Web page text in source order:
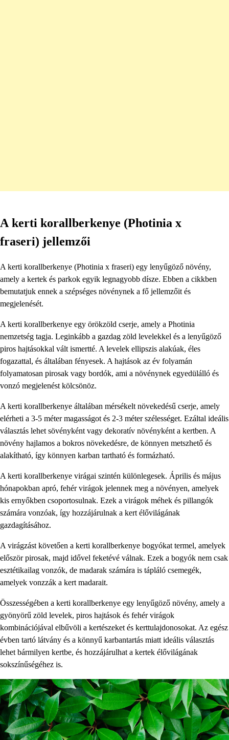
A kerti korallberkenye (Photinia x
fraseri) jellemzői
A kerti korallberkenye (Photinia x fraseri) egy lenyűgöző növény,
amely a kertek és parkok egyik legnagyobb dísze. Ebben a cikkben
bemutatjuk ennek a szépséges növénynek a fő jellemzőit és
megjelenését.
A kerti korallberkenye egy örökzöld cserje, amely a Photinia
nemzetség tagja. Leginkább a gazdag zöld levelekkel és a lenyűgöző
piros hajtásokkal vált ismertté. A levelek ellipszis alakúak, éles
fogazattal, és általában fényesek. A hajtások az év folyamán
folyamatosan pirosak vagy bordók, ami a növénynek egyedülálló és
vonzó megjelenést kölcsönöz.
A kerti korallberkenye általában mérsékelt növekedésű cserje, amely
elérheti a 3-5 méter magasságot és 2-3 méter szélességet. Ezáltal ideális
választás lehet sövényként vagy dekoratív növényként a kertben. A
növény hajlamos a bokros növekedésre, de könnyen metszhető és
alakítható, így könnyen karban tartható és formázható.
A kerti korallberkenye virágai szintén különlegesek. Április és május
hónapokban apró, fehér virágok jelennek meg a növényen, amelyek
kis ernyőkben csoportosulnak. Ezek a virágok méhek és pillangók
számára vonzóak, így hozzájárulnak a kert élővilágának
gazdagításához.
A virágzást követően a kerti korallberkenye bogyókat termel, amelyek
először pirosak, majd idővel feketévé válnak. Ezek a bogyók nem csak
esztétikailag vonzók, de madarak számára is tápláló csemegék,
amelyek vonzzák a kert madarait.
Összességében a kerti korallberkenye egy lenyűgöző növény, amely a
gyönyörű zöld levelek, piros hajtások és fehér virágok
kombinációjával elbűvöli a kertészeket és kerttulajdonosokat. Az egész
évben tartó látvány és a könnyű karbantartás miatt ideális választás
lehet bármilyen kertbe, és hozzájárulhat a kertek élővilágának
sokszínűségéhez is.